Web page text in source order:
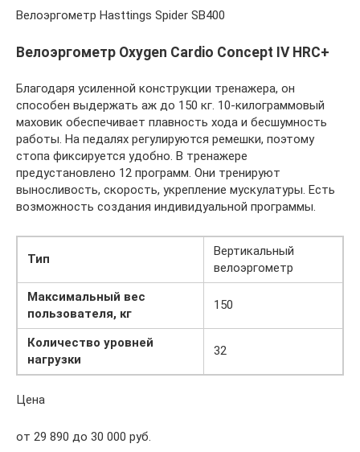
Велоэргометр Hasttings Spider SB400
Велоэргометр Oxygen Cardio Concept IV HRC+
Благодаря усиленной конструкции тренажера, он
способен выдержать аж до 150 кг. 10-килограммовый
маховик обеспечивает плавность хода и бесшумность
работы. На педалях регулируются ремешки, поэтому
стопа фиксируется удобно. В тренажере
предустановлено 12 программ. Они тренируют
выносливость, скорость, укрепление мускулатуры. Есть
возможность создания индивидуальной программы.
Тип
Вертикальный
велоэргометр
Максимальный вес
пользователя, кг
150
Количество уровней
нагрузки
32
Цена
от 29 890 до 30 000 руб.